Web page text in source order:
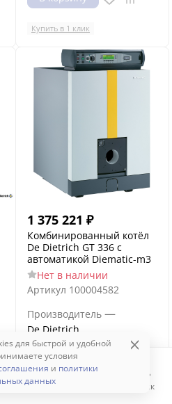
Поиск
Купить в 1 клик
1 375 221 ₽
Комбинированный котёл
De Dietrich GT 336 с
автоматикой Diematic-m3
Нет в наличии
Артикул 100004582
Производитель —
De Dietrich
Серия — GT
Тепловая мощность, кВт
—
для быстрой и удобной
условия
и политики
данных